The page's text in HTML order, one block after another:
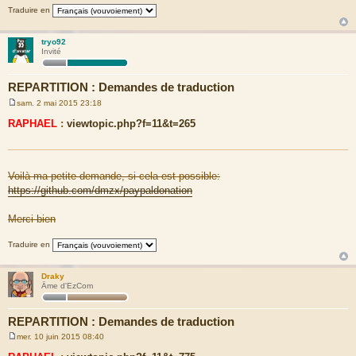
Traduire en
tryo92
Invité
REPARTITION : Demandes de traduction
e
s
a
sam. 2 mai 2015 23:18
RAPHAEL : viewtopic.php?f=11&t=265
Voilà ma petite demande, si cela est possible:
https://github.com/dmzx/paypaldonation
Merci bien
Traduire en
Draky
Âme d'EzCom
REPARTITION : Demandes de traduction
e
mer. 10 juin 2015 08:40